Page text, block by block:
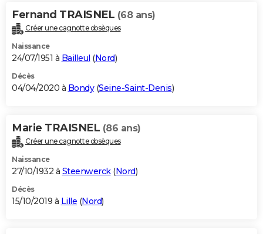
Fernand TRAISNEL (68 ans)
Créer une cagnotte obsèques
Naissance
24/07/1951 à Bailleul (Nord)
Décès
04/04/2020 à Bondy(Seine-Saint-Denis)
Marie TRAISNEL (86 ans)
Créer une cagnotte obsèques
Naissance
27/10/1932 à Steenwerck(Nord)
Décès
15/10/2019 à Lille (Nord)